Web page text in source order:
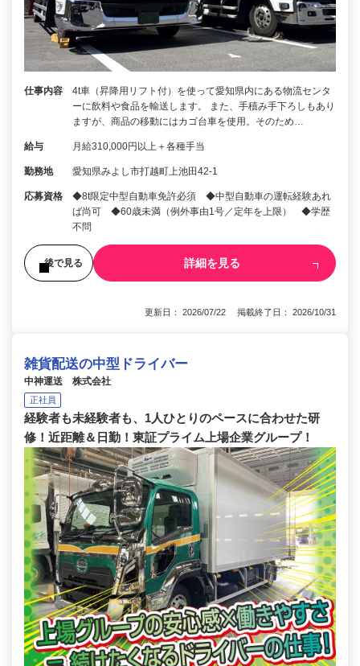
仕事内容
4t車（昇降用リフト付）を使って愛知県内にある物流センタ
ーに飲料や食品を輸送します。 また、手積み手下ろしもあり
ますが、商品の移動にはカゴ台車を使用。そのため…
給与 月給310,000円以上＋各種手当
勤務地 愛知県みよし市打越町上池田42-1
応募資格
◆8t限定中型自動車免許必須 ◆中型自動車の運転経験あれ
ば尚可 ◆60歳未満（例外事由1号／定年を上限） ◆学歴
不問
後で見る 詳細を見る
更新日： 2026/07/22 掲載終了日： 2026/10/31
雑貨配送の中型ドライバー
中神運送 株式会社
正社員
経験者も未経験者も、1人ひとりのペースに合わせた研
修！近距離＆日勤！東証プライム上場企業グループ！